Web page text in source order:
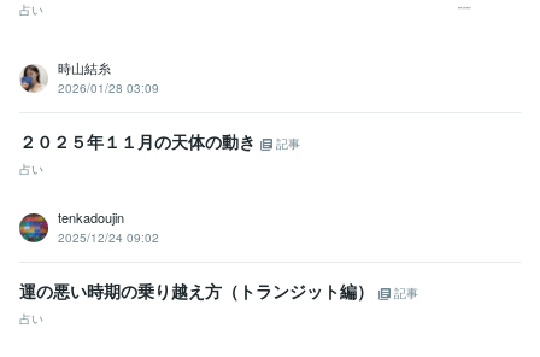
占い
時山結糸
2026/01/28 03:09
２０２５年１１月の天体の動き
記事
占い
tenkadoujin
2025/12/24 09:02
運の悪い時期の乗り越え方（トランジット編）
記事
占い